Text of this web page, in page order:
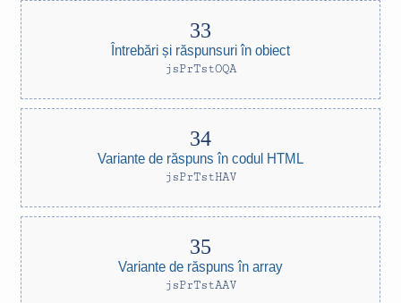
Întrebări și răspunsuri în obiect
jsPrTstOQA
Variante de răspuns în codul HTML
jsPrTstHAV
Variante de răspuns în array
jsPrTstAAV